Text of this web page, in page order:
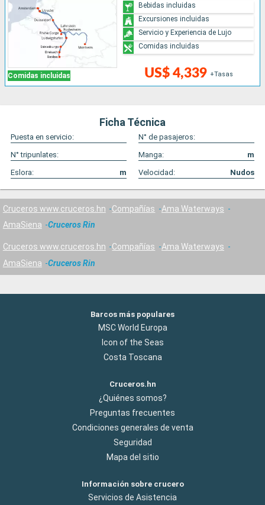
Comidas incluidas US$ 4,339 +Tasas
Bebidas incluidas
Excursiones incluidas
Servicio y Experiencia de Lujo
Comidas incluidas
Ficha Técnica
Puesta en servicio:
N° de pasajeros:
N° tripunlates:
Manga:
m
Eslora:
m Velocidad: Nudos
Cruceros www.cruceros.hn Compañías
Ama Waterways
AmaSiena
Cruceros Rin
Cruceros www.cruceros.hn Compañías
Ama Waterways
AmaSiena
Cruceros Rin
Barcos más populares
MSC World Europa
Icon of the Seas
Costa Toscana
Cruceros.hn
¿Quiénes somos?
Preguntas frecuentes
Condiciones generales de venta
Seguridad
Mapa del sitio
Información sobre crucero
Servicios de Asistencia